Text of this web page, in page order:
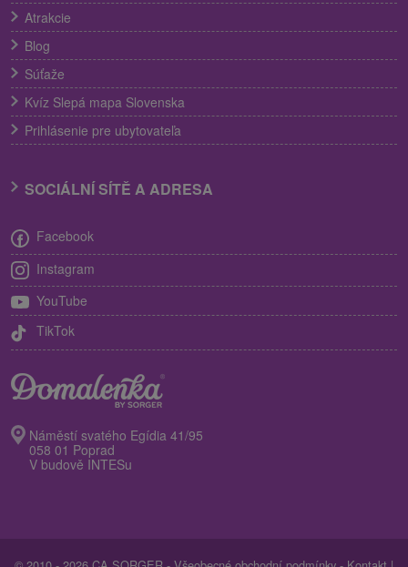
Atrakcie
Blog
Súťaže
Kvíz Slepá mapa Slovenska
Prihlásenie pre ubytovateľa
SOCIÁLNÍ SÍTĚ A ADRESA
Facebook
Instagram
YouTube
TikTok
Náměstí svatého Egídia 41/95
058 01 Poprad
V budově INTESu